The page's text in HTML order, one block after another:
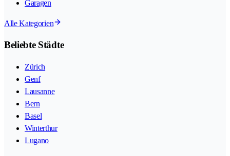
Garagen
Alle Kategorien
Beliebte Städte
Zürich
Genf
Lausanne
Bern
Basel
Winterthur
Lugano